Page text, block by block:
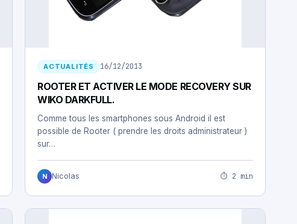
ACTUALITÉS 16/12/2013
ROOTER ET ACTIVER LE MODE RECOVERY SUR
WIKO DARKFULL.
Comme tous les smartphones sous Android il est
possible de Rooter ( prendre les droits administrateur )
sur…
N Nicolas ⏱ 2 min